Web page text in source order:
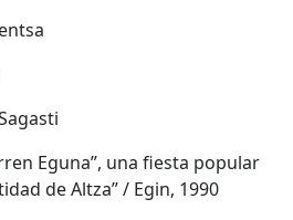
Eguna”, una fiesta popular
de Altza” / Egin, 1990